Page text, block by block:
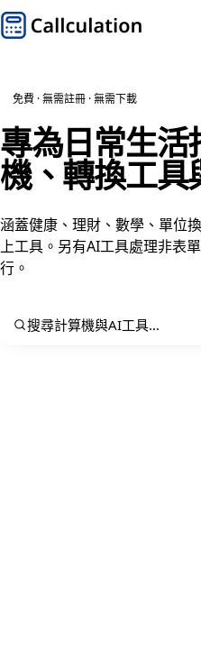
免費 · 無需註冊 · 無需下載
專為日常生活
機、轉換工具
涵蓋健康、理財、數學、單位
上工具。另有AI工具處理非表
行。
搜尋計算機與AI工具…